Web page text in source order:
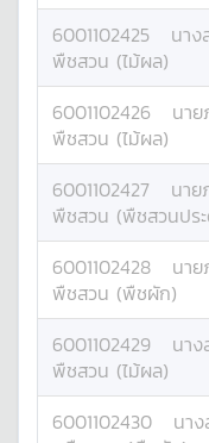
6001102425 นาง
พืชสวน (ไม้ผล)
6001102426 นาย
พืชสวน (ไม้ผล)
6001102427 นาย
พืชสวน (พืชสวนปร
6001102428 นาย
พืชสวน (พืชผัก)
6001102429 นาง
พืชสวน (ไม้ผล)
6001102430 นาง